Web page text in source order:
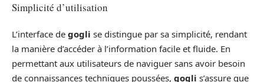
Simplicité d’utilisation
L’interface de gogli se distingue par sa simplicité, rendant
la manière d’accéder à l’information facile et fluide. En
permettant aux utilisateurs de naviguer sans avoir besoin
de connaissances techniques poussées, gogli s’assure que